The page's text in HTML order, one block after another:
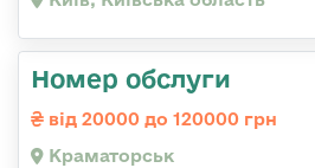
Номер обслуги
від 20000 до 120000 грн
Краматорськ